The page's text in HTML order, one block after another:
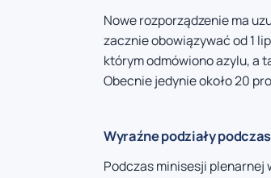
Nowe rozporządzenie ma
zacznie obowiązywać od 1
którym odmówiono azylu, a
Obecnie jedynie około 20
Wyraźne podziały
Podczas minisesji plenarnej